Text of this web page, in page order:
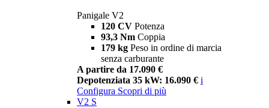
Panigale V2
120 CV Potenza
93,3 Nm Coppia
179 kg Peso in ordine di marcia
senza carburante
A partire da 17.090 €
Depotenziata 35 kW: 16.090 € i
Configura Scopri di più
V2 S